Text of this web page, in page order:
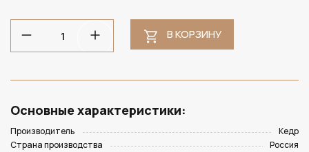
В КОРЗИНУ
Основные характеристики:
Производитель
Кедр
Страна производства
Россия